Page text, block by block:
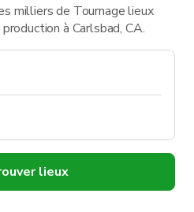
milliers de Tournage lieux
à Carlsbad, CA.
lieux